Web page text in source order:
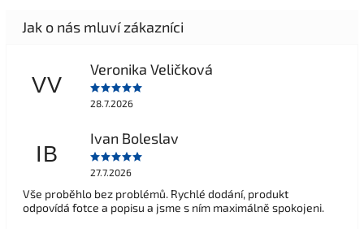
VV
Veronika Veličková
28.7.2026
IB
Ivan Boleslav
27.7.2026
Vše proběhlo bez problémů. Rychlé dodání, produkt
odpovídá fotce a popisu a jsme s ním maximálně spokojeni.